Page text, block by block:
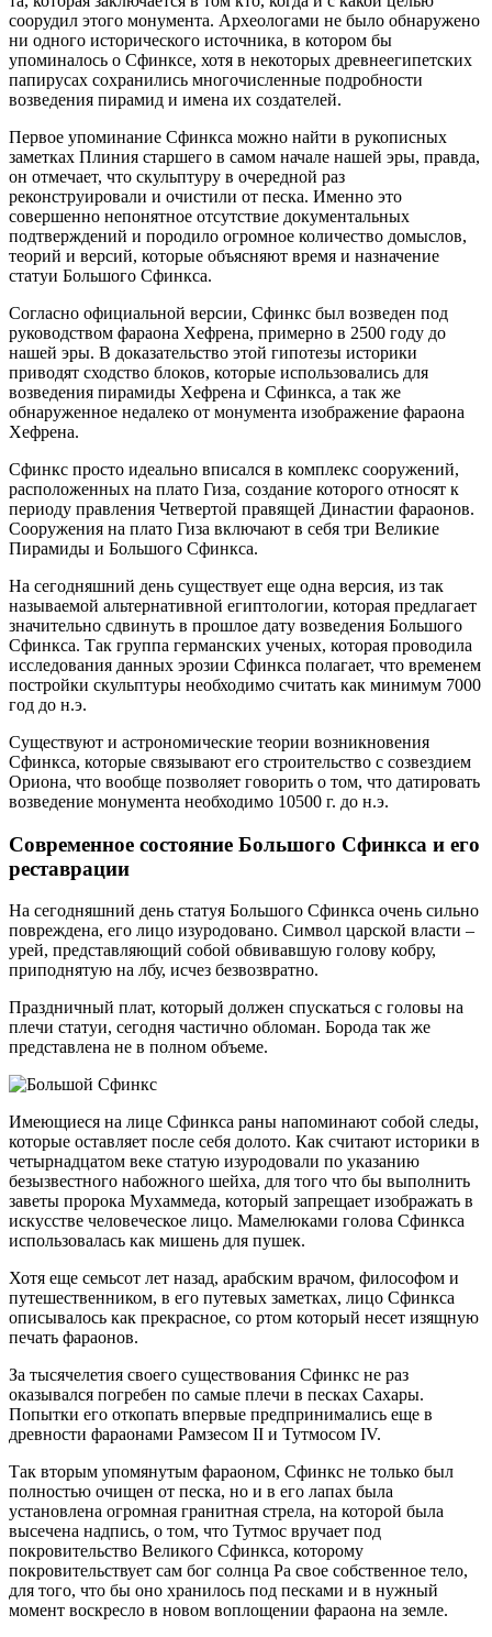
соорудил этого монумента. Археологами не было обнаружено
ни одного исторического источника, в котором бы
упоминалось о Сфинксе, хотя в некоторых древнеегипетских
папирусах сохранились многочисленные подробности
возведения пирамид и имена их создателей.
Первое упоминание Сфинкса можно найти в рукописных
заметках Плиния старшего в самом начале нашей эры, правда,
он отмечает, что скульптуру в очередной раз
реконструировали и очистили от песка. Именно это
совершенно непонятное отсутствие документальных
подтверждений и породило огромное количество домыслов,
теорий и версий, которые объясняют время и назначение
статуи Большого Сфинкса.
Согласно официальной версии, Сфинкс был возведен под
руководством фараона Хефрена, примерно в 2500 году до
нашей эры. В доказательство этой гипотезы историки
приводят сходство блоков, которые использовались для
возведения пирамиды Хефрена и Сфинкса, а так же
обнаруженное недалеко от монумента изображение фараона
Хефрена.
Сфинкс просто идеально вписался в комплекс сооружений,
расположенных на плато Гиза, создание которого относят к
периоду правления Четвертой правящей Династии фараонов.
Сооружения на плато Гиза включают в себя три Великие
Пирамиды и Большого Сфинкса.
На сегодняшний день существует еще одна версия, из так
называемой альтернативной египтологии, которая предлагает
значительно сдвинуть в прошлое дату возведения Большого
Сфинкса. Так группа германских ученых, которая проводила
исследования данных эрозии Сфинкса полагает, что временем
постройки скульптуры необходимо считать как минимум 7000
год до н.э.
Существуют и астрономические теории возникновения
Сфинкса, которые связывают его строительство с созвездием
Ориона, что вообще позволяет говорить о том, что датировать
возведение монумента необходимо 10500 г. до н.э.
Современное состояние Большого Сфинкса и его
реставрации
На сегодняшний день статуя Большого Сфинкса очень сильно
повреждена, его лицо изуродовано. Символ царской власти –
урей, представляющий собой обвивавшую голову кобру,
приподнятую на лбу, исчез безвозвратно.
Праздничный плат, который должен спускаться с головы на
плечи статуи, сегодня частично обломан. Борода так же
представлена не в полном объеме.
Имеющиеся на лице Сфинкса раны напоминают собой следы,
которые оставляет после себя долото. Как считают историки в
четырнадцатом веке статую изуродовали по указанию
безызвестного набожного шейха, для того что бы выполнить
заветы пророка Мухаммеда, который запрещает изображать в
искусстве человеческое лицо. Мамелюками голова Сфинкса
использовалась как мишень для пушек.
Хотя еще семьсот лет назад, арабским врачом, философом и
путешественником, в его путевых заметках, лицо Сфинкса
описывалось как прекрасное, со ртом который несет изящную
печать фараонов.
За тысячелетия своего существования Сфинкс не раз
оказывался погребен по самые плечи в песках Сахары.
Попытки его откопать впервые предпринимались еще в
древности фараонами Рамзесом II и Тутмосом IV.
Так вторым упомянутым фараоном, Сфинкс не только был
полностью очищен от песка, но и в его лапах была
установлена огромная гранитная стрела, на которой была
высечена надпись, о том, что Тутмос вручает под
покровительство Великого Сфинкса, которому
покровительствует сам бог солнца Ра свое собственное тело,
для того, что бы оно хранилось под песками и в нужный
момент воскресло в новом воплощении фараона на земле.